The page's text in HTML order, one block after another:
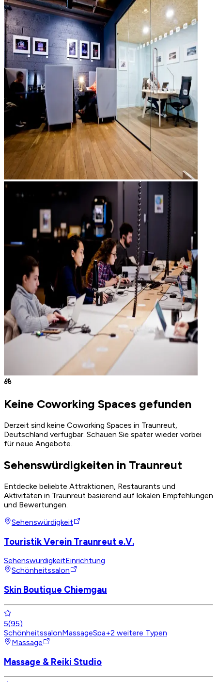
Keine Coworking Spaces gefunden
Derzeit sind keine Coworking Spaces in Traunreut,
Deutschland verfügbar. Schauen Sie später wieder vorbei
für neue Angebote.
Sehenswürdigkeiten in Traunreut
Entdecke beliebte Attraktionen, Restaurants und
Aktivitäten in Traunreut basierend auf lokalen Empfehlungen
und Bewertungen.
Sehenswürdigkeit
Touristik Verein Traunreut e.V.
SehenswürdigkeitEinrichtung
Schönheitssalon
Skin Boutique Chiemgau
5(95)
SchönheitssalonMassageSpa+2 weitere Typen
Massage
Massage & Reiki Studio